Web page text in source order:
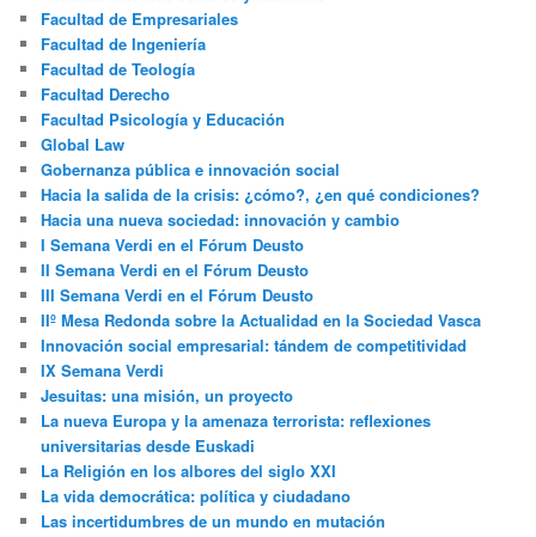
Facultad de Empresariales
Facultad de Ingeniería
Facultad de Teología
Facultad Derecho
Facultad Psicología y Educación
Global Law
Gobernanza pública e innovación social
Hacia la salida de la crisis: ¿cómo?, ¿en qué condiciones?
Hacia una nueva sociedad: innovación y cambio
I Semana Verdi en el Fórum Deusto
II Semana Verdi en el Fórum Deusto
III Semana Verdi en el Fórum Deusto
IIº Mesa Redonda sobre la Actualidad en la Sociedad Vasca
Innovación social empresarial: tándem de competitividad
IX Semana Verdi
Jesuitas: una misión, un proyecto
La nueva Europa y la amenaza terrorista: reflexiones
universitarias desde Euskadi
La Religión en los albores del siglo XXI
La vida democrática: política y ciudadano
Las incertidumbres de un mundo en mutación